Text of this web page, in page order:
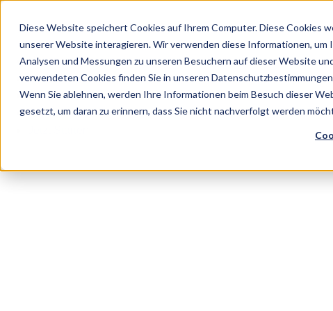
Diese Website speichert Cookies auf Ihrem Computer. Diese Cookies
unserer Website interagieren. Wir verwenden diese Informationen,
Analysen und Messungen zu unseren Besuchern auf dieser Website
verwendeten Cookies finden Sie in unseren
Wenn Sie ablehnen, werden Ihre Informationen beim Besuch dieser
gesetzt, um daran zu erinnern, dass Sie nicht nachverfolgt werden
Home
Über Uns
Ratgeber
Kontakt